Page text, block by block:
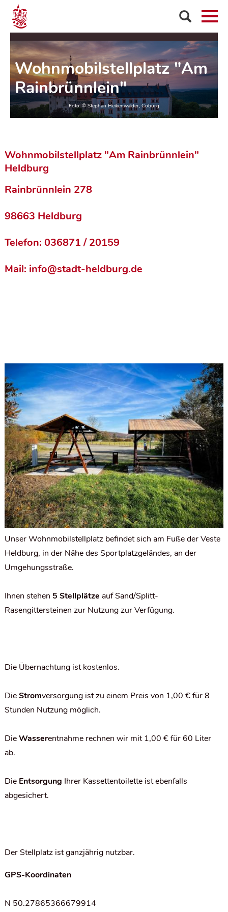
Wohnmobilstellplatz "Am
Rainbrünnlein"
Wohnmobilstellplatz "Am Rainbrünnlein"
Heldburg
Rainbrünnlein 278
98663 Heldburg
Telefon: 036871 / 20159
Mail: info@stadt-heldburg.de
Unser Wohnmobilstellplatz befindet sich am Fuße der Veste
Heldburg, in der Nähe des Sportplatzgeländes, an der
Umgehungsstraße.
Ihnen stehen 5 Stellplätze auf Sand/Splitt-
Rasengittersteinen zur Nutzung zur Verfügung.
Die Übernachtung ist kostenlos.
DieStromversorgung ist zu einem Preis von 1,00 € für 8
Stunden Nutzung möglich.
DieWasserentnahme rechnen wir mit 1,00 € für 60 Liter
ab.
Die Entsorgung Ihrer Kassettentoilette ist ebenfalls
abgesichert.
Der Stellplatz ist ganzjährig nutzbar.
GPS-Koordinaten
N 50.27865366679914